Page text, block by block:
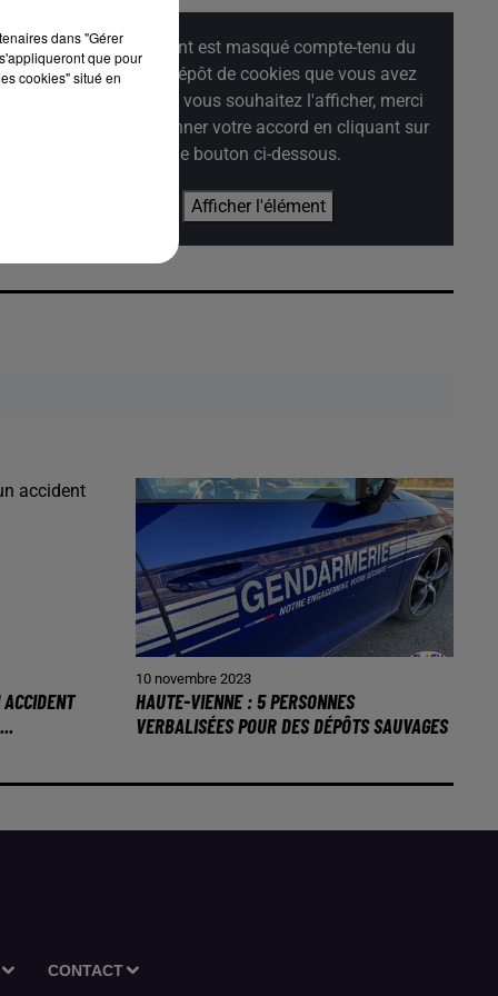
Cet élément est masqué compte-tenu du
refus du dépôt de cookies que vous avez
exprimé. Si vous souhaitez l'afficher, merci
de nous donner votre accord en cliquant sur
le bouton ci-dessous.
Afficher l'élément
10 novembre 2023
HAUTE-VIENNE : 5 PERSONNES
VERBALISÉES POUR DES DÉPÔTS SAUVAGES
CONTACT
dans "Gérer
que pour
cookies" situé en